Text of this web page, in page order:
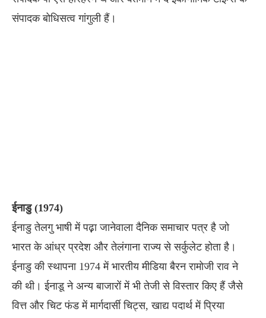
संपादक बोधिसत्व गांगुली हैं।
ईनाडु (1974)
ईनाडु तेलगु भाषी में पढ़़ा जानेवाला दैनिक समाचार पत्र है जो
भारत के आंध्र प्रदेश और तेलंगाना राज्य से सर्कुलेट होता है।
ईनाडु की स्थापना 1974 में भारतीय मीडिया बैरन रामोजी राव ने
की थी। ईनाडू ने अन्य बाजारों में भी तेजी से विस्तार किए हैं जैसे
वित्त और चिट फंड में मार्गदार्सी चिट्स, खाद्य पदार्थ में प्रिया